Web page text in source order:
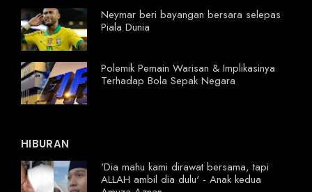
Neymar beri bayangan bersara selepas
Piala Dunia
Polemik Pemain Warisan & Implikasinya
Terhadap Bola Sepak Negara
HIBURAN
'Dia mahu kami dirawat bersama, tapi
ALLAH ambil dia dulu' - Anak kedua